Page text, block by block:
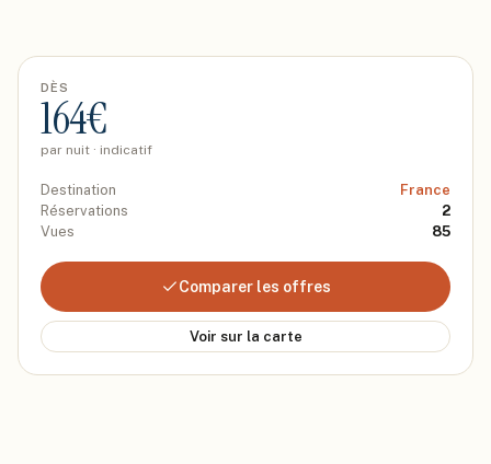
DÈS
164€
par nuit · indicatif
Destination
France
Réservations
2
Vues
85
Comparer les offres
Voir sur la carte